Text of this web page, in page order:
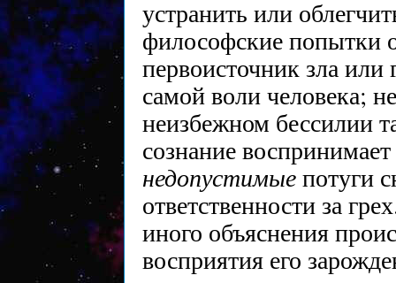
устранить или
философские попытки
первоисточник зла
самой воли человека;
неизбежном бессилии
сознание
недопустимыепотуги
ответственности за
иного объяснения
восприятия его